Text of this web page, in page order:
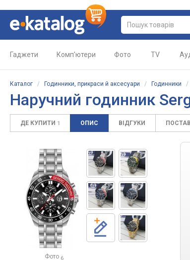
Гаджети Комп'ютери Фото TV
Каталог / Годинники, прикраси й аксесуари / Годинники /
Наручний годинник
ДЕ КУПИТИ 1 ОПИС ВІДГУКИ
Фото 6